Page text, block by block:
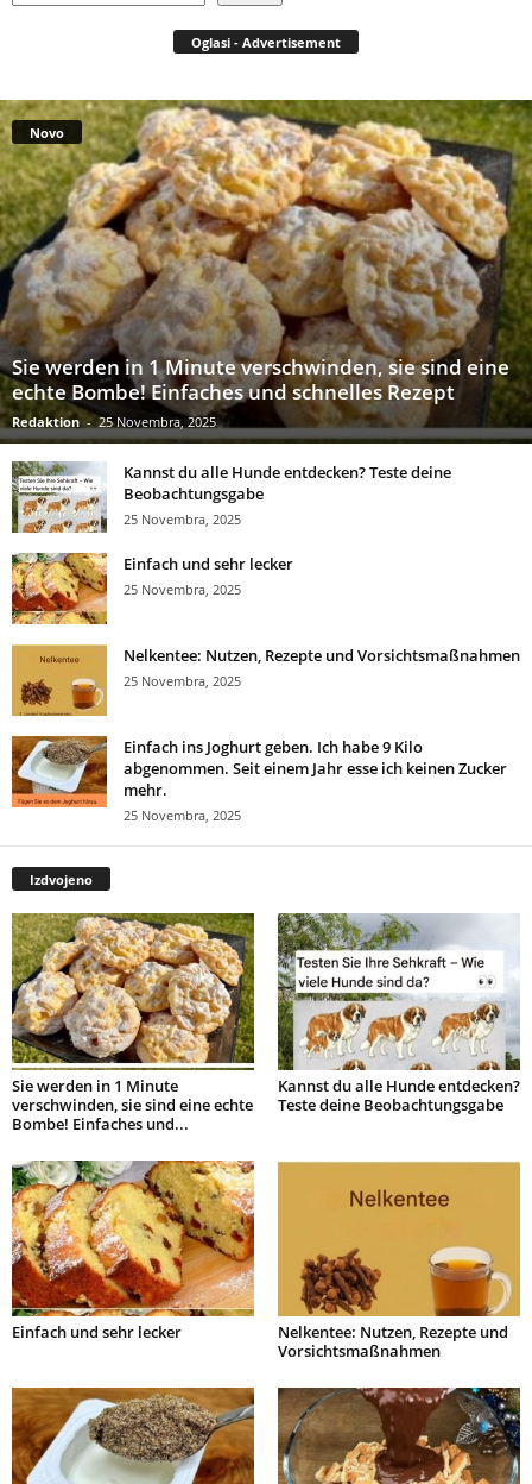
Oglasi - Advertisement
Novo
Sie werden in 1 Minute verschwinden, sie sind eine
echte Bombe! Einfaches und schnelles Rezept
Redaktion - 25 Novembra, 2025
Kannst du alle Hunde entdecken? Teste deine
Beobachtungsgabe
25 Novembra, 2025
Einfach und sehr lecker
25 Novembra, 2025
Nelkentee: Nutzen, Rezepte und Vorsichtsmaßnahmen
25 Novembra, 2025
Einfach ins Joghurt geben. Ich habe 9 Kilo
abgenommen. Seit einem Jahr esse ich keinen Zucker
mehr.
25 Novembra, 2025
Izdvojeno
Sie werden in 1 Minute
verschwinden, sie sind eine echte
Bombe! Einfaches und...
Kannst du alle Hunde entdecken?
Teste deine Beobachtungsgabe
Einfach und sehr lecker
Nelkentee: Nutzen, Rezepte und
Vorsichtsmaßnahmen